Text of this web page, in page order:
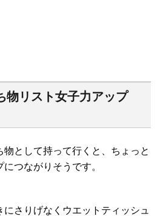
物リスト女子力アップ
物として持って行くと、ちょっと
つながりそうです。
さりげなくウエットティッシュ